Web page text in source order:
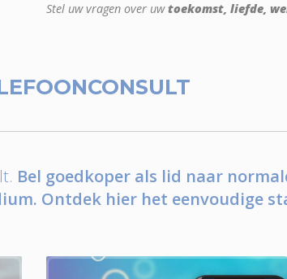
Stel uw vragen over uwtoekomst, liefde,
Bel goedkoper als lid naar
Ontdek hier het eenvoudige